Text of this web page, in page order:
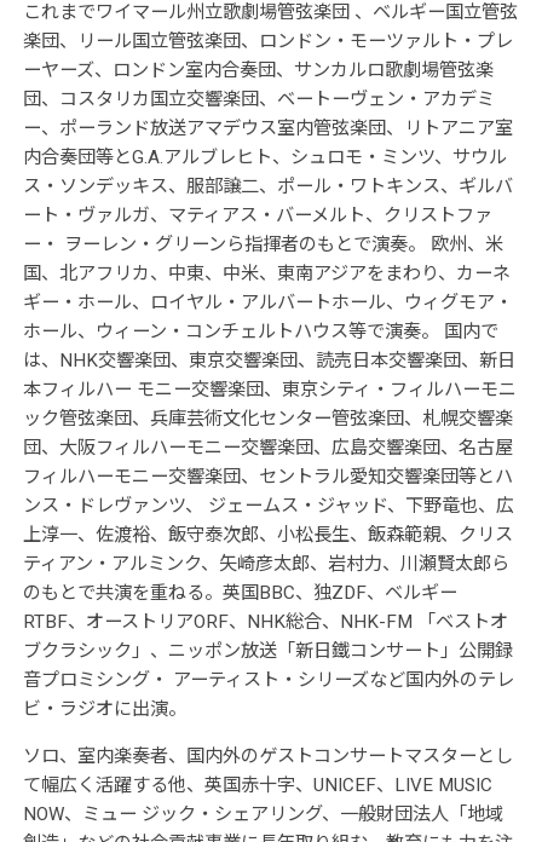
これまでワイマール州立歌劇場管弦楽団 、ベルギー国立管弦
楽団、リール国立管弦楽団、ロンドン・モーツァルト・プレ
ーヤーズ、ロンドン室内合奏団、サンカルロ歌劇場管弦楽
団、コスタリカ国立交響楽団、ベートーヴェン・アカデミ
ー、ポーランド放送アマデウス室内管弦楽団、リトアニア室
内合奏団等とG.A.アルブレヒト、シュロモ・ミンツ、サウル
ス・ソンデッキス、服部譲二、ポール・ワトキンス、ギルバ
ート・ヴァルガ、マティアス・バーメルト、クリストファ
ー・ ヲーレン・グリーンら指揮者のもとで演奏。 欧州、米
国、北アフリカ、中東、中米、東南アジアをまわり、カーネ
ギー・ホール、ロイヤル・アルバートホール、ウィグモア・
ホール、ウィーン・コンチェルトハウス等で演奏。 国内で
は、NHK交響楽団、東京交響楽団、読売日本交響楽団、新日
本フィルハー モニー交響楽団、東京シティ・フィルハーモニ
ック管弦楽団、兵庫芸術文化センター管弦楽団、札幌交響楽
団、大阪フィルハーモニー交響楽団、広島交響楽団、名古屋
フィルハーモニー交響楽団、セントラル愛知交響楽団等とハ
ンス・ドレヴァンツ、 ジェームス・ジャッド、下野竜也、広
上淳一、佐渡裕、飯守泰次郎、小松長生、飯森範親、クリス
ティアン・アルミンク、矢崎彦太郎、岩村力、川瀬賢太郎ら
のもとで共演を重ねる。英国BBC、独ZDF、ベルギー
RTBF、オーストリアORF、NHK総合、NHK-FM 「ベストオ
ブクラシック」、ニッポン放送「新日鐵コンサート」公開録
音プロミシング・ アーティスト・シリーズなど国内外のテレ
ビ・ラジオに出演。
ソロ、室内楽奏者、国内外のゲストコンサートマスターとし
て幅広く活躍する他、英国赤十字、UNICEF、LIVE MUSIC
NOW、ミュー ジック・シェアリング、一般財団法人「地域